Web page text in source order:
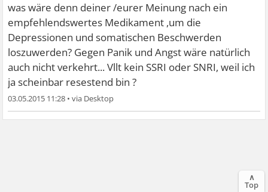
was wäre denn deiner /eurer Meinung nach ein
empfehlendswertes Medikament ,um die
Depressionen und somatischen Beschwerden
loszuwerden? Gegen Panik und Angst wäre natürlich
auch nicht verkehrt... Vllt kein SSRI oder SNRI, weil ich
ja scheinbar resestend bin ?
03.05.2015 11:28 •
∧
Top